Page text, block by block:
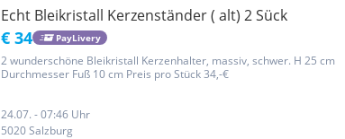
Echt Bleikristall Kerzenständer ( alt) 2 Sück
€ 34 PayLivery
2 wunderschöne Bleikristall Kerzenhalter, massiv, schwer. H 25 cm
Durchmesser Fuß 10 cm Preis pro Stück 34,-€
24.07. - 07:46 Uhr
5020 Salzburg